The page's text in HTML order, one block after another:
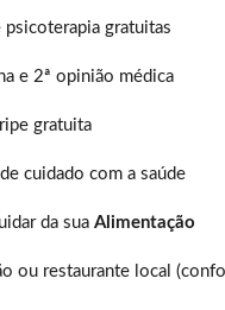
psicoterapia gratuitas
e 2ª opinião médica
gratuita
cuidado com a saúde
da sua Alimentação
ou restaurante local